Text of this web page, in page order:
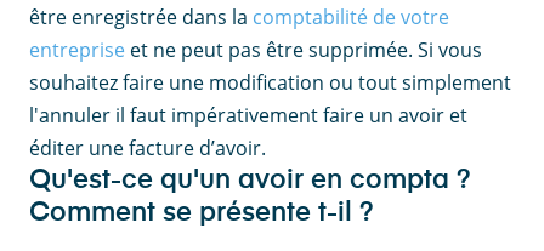
être enregistrée dans la comptabilité de votre
entreprise et ne peut pas être supprimée. Si vous
souhaitez faire une modification ou tout simplement
l'annuler il faut impérativement faire un avoir et
éditer une facture d’avoir.
Qu'est-ce qu'un avoir en compta ?
Comment se présente t-il ?